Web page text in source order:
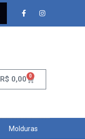
R$ 0,00 0
Molduras